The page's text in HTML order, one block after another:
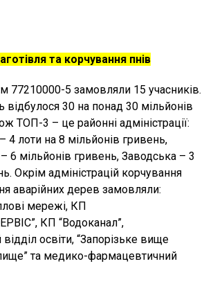
та корчування пнів
77210000-5 замовляли 15 учасників.
відбулося 30 на понад 30 мільйонів
ТОП-3 – це районні адміністрації:
4 лоти на 8 мільйонів гривень,
6 мільйонів гривень, Заводська – 3
Окрім адміністрацій корчування
аварійних дерев замовляли:
мережі, КП
КП “Водоканал”,
освіти, “Запорізьке вище
та медико-фармацевтичний